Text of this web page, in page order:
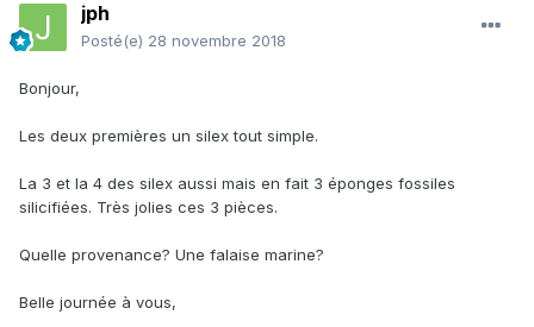
jph
Posté(e) 28 novembre 2018
Bonjour,
Les deux premières un silex tout simple.
La 3 et la 4 des silex aussi mais en fait 3 éponges fossiles
silicifiées. Très jolies ces 3 pièces.
Quelle provenance? Une falaise marine?
Belle journée à vous,